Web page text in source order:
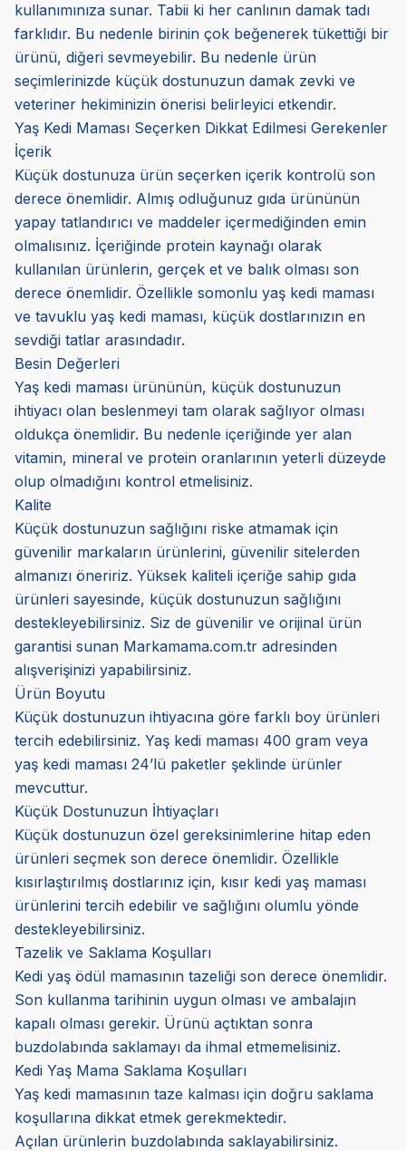
kullanımınıza sunar. Tabii ki her canlının damak tadı
farklıdır. Bu nedenle birinin çok beğenerek tükettiği bir
ürünü, diğeri sevmeyebilir. Bu nedenle ürün
seçimlerinizde küçük dostunuzun damak zevki ve
veteriner hekiminizin önerisi belirleyici etkendir.
Yaş Kedi Maması Seçerken Dikkat Edilmesi Gerekenler
İçerik
Küçük dostunuza ürün seçerken içerik kontrolü son
derece önemlidir. Almış odluğunuz gıda ürününün
yapay tatlandırıcı ve maddeler içermediğinden emin
olmalısınız. İçeriğinde protein kaynağı olarak
kullanılan ürünlerin, gerçek et ve balık olması son
derece önemlidir. Özellikle somonlu yaş kedi maması
ve tavuklu yaş kedi maması, küçük dostlarınızın en
sevdiği tatlar arasındadır.
Besin Değerleri
Yaş kedi maması ürününün, küçük dostunuzun
ihtiyacı olan beslenmeyi tam olarak sağlıyor olması
oldukça önemlidir. Bu nedenle içeriğinde yer alan
vitamin, mineral ve protein oranlarının yeterli düzeyde
olup olmadığını kontrol etmelisiniz.
Kalite
Küçük dostunuzun sağlığını riske atmamak için
güvenilir markaların ürünlerini, güvenilir sitelerden
almanızı öneririz. Yüksek kaliteli içeriğe sahip gıda
ürünleri sayesinde, küçük dostunuzun sağlığını
destekleyebilirsiniz. Siz de güvenilir ve orijinal ürün
garantisi sunan Markamama.com.tr adresinden
alışverişinizi yapabilirsiniz.
Ürün Boyutu
Küçük dostunuzun ihtiyacına göre farklı boy ürünleri
tercih edebilirsiniz. Yaş kedi maması 400 gram veya
yaş kedi maması 24’lü paketler şeklinde ürünler
mevcuttur.
Küçük Dostunuzun İhtiyaçları
Küçük dostunuzun özel gereksinimlerine hitap eden
ürünleri seçmek son derece önemlidir. Özellikle
kısırlaştırılmış dostlarınız için, kısır kedi yaş maması
ürünlerini tercih edebilir ve sağlığını olumlu yönde
destekleyebilirsiniz.
Tazelik ve Saklama Koşulları
Kedi yaş ödül mamasının tazeliği son derece önemlidir.
Son kullanma tarihinin uygun olması ve ambalajın
kapalı olması gerekir. Ürünü açtıktan sonra
buzdolabında saklamayı da ihmal etmemelisiniz.
Kedi Yaş Mama Saklama Koşulları
Yaş kedi mamasının taze kalması için doğru saklama
koşullarına dikkat etmek gerekmektedir.
Açılan ürünlerin buzdolabında saklayabilirsiniz.